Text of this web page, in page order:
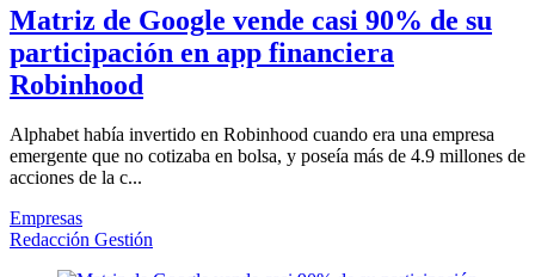
Matriz de Google vende casi 90% de su
participación en app financiera
Robinhood
Alphabet había invertido en Robinhood cuando era una empresa
emergente que no cotizaba en bolsa, y poseía más de 4.9 millones de
acciones de la c...
Empresas
Redacción Gestión